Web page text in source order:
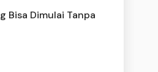
Bisa Dimulai Tanpa